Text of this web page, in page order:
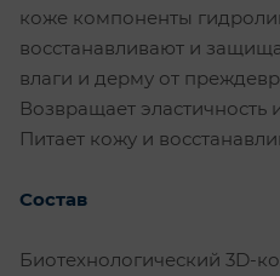
коже компоненты
восстанавливают и
влаги и дерму от
Возвращает эластичность
Питает кожу и
Состав
Биотехнологический 3D-